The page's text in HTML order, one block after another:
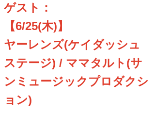
ゲスト：
【6/25(木)】
ヤーレンズ(ケイダッシュ
ステージ) / ママタルト(サ
ンミュージックプロダクシ
ョン)